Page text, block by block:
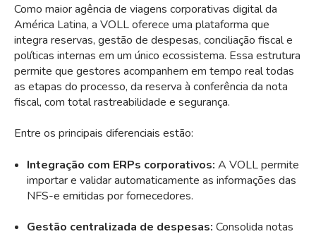
Como maior agência de viagens corporativas digital da
América Latina, a VOLL oferece uma plataforma que
integra reservas, gestão de despesas, conciliação fiscal e
políticas internas em um único ecossistema. Essa estrutura
permite que gestores acompanhem em tempo real todas
as etapas do processo, da reserva à conferência da nota
fiscal, com total rastreabilidade e segurança.
Entre os principais diferenciais estão:
Integração com ERPs corporativos: A VOLL permite
importar e validar automaticamente as informações das
NFS-e emitidas por fornecedores.
Gestão centralizada de despesas: Consolida notas